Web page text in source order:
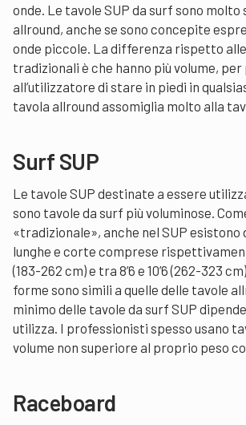
onde. Le tavole SUP da surf sono molto
allround, anche se sono concepite
onde piccole. La differenza rispetto
tradizionali è che hanno più volume,
all’utilizzatore di stare in piedi in
tavola allround assomiglia molto alla
Surf SUP
Le tavole SUP destinate a essere
sono tavole da surf più voluminose.
«tradizionale», anche nel SUP esistono
lunghe e corte comprese
(183-262 cm) e tra 8’6 e 10’6 (262-323
forme sono simili a quelle delle tavole
minimo delle tavole da surf SUP
utilizza. I professionisti spesso usano
volume non superiore al proprio peso
Raceboard